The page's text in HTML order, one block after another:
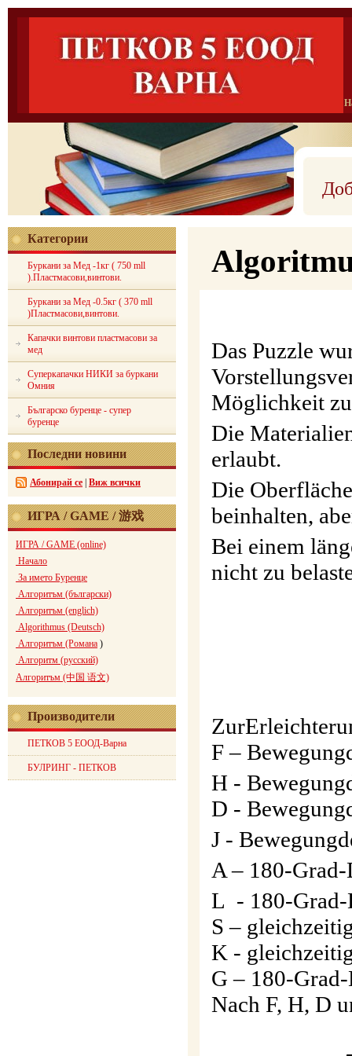
Категории
Буркани за Мед -1кг ( 750 mll
).Пластмасови,винтови.
Буркани за Мед -0.5кг ( 370 mll
)Пластмасови,винтови.
Капачки винтови пластмасови за
мед
Суперкапачки НИКИ за буркани
Омния
Българско буренце - супер
буренце
Последни новини
Абонирай се Виж всички
ИГРА / GAME / 游戏
ИГРА / GAME (online)
Начало
За името Буренце
Алгоритъм (български)
Алгоритъм (englich)
Algorithmus (Deutsch)
Алгоритъм (Романа )
Алгоритм (русский)
Алгоритъм (中国 语文)
Производители
ПЕТКОВ 5 ЕООД-Варна
БУЛРИНГ - ПЕТКОВ
Das Puzzle
Möglichkeit
Die
erlaubt.
Die
beinhalten,
Bei einem
nicht zu
F –
H -
D -
J -
A – 180-
L - 180-Grad-
S –
K -
G – 180-
Nach F, H, D